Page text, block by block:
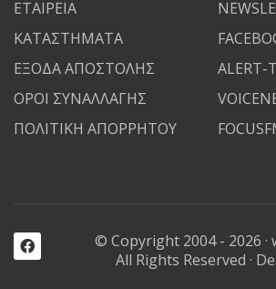
ΕΤΑΙΡΕΙΑ
ΚΑΤΑΣΤΗΜΑΤΑ
ΕΞΟΔΑ ΑΠΟΣΤΟΛΗΣ
ΟΡΟΙ ΣΥΝΑΛΛΑΓΗΣ
ΠΟΛΙΤΙΚΗ ΑΠΟΡΡΗΤΟΥ
ALERT-
© Copyright 2004 - 2026 ·
All Rights Reserved ·